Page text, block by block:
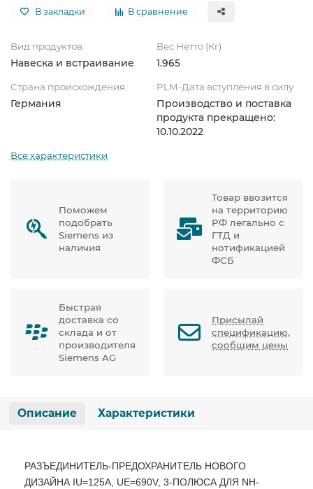
В закладки В сравнение
Вид продуктов
Навеска и встраивание
Вес Нетто (Кг)
1.965
Страна происхождения
Германия
PLM-Дата вступления в силу
Производство и поставка
продукта прекращено:
10.10.2022
Все характеристики
Поможем
подобрать
Siemens из
наличия
Товар ввозится
на территорию
РФ легально с
ГТД и
нотификацией
ФСБ
Быстрая
доставка со
склада и от
производителя
Siemens AG
Присылай
спецификацию,
сообщим цены
Описание Характеристики
РАЗЪЕДИНИТЕЛЬ-ПРЕДОХРАНИТЕЛЬ НОВОГО
ДИЗАЙНА IU=125A, UE=690V, 3-ПОЛЮСА ДЛЯ NH-